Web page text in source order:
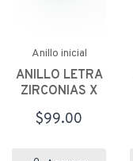
Anillo inicial
ANILLO LETRA
ZIRCONIAS X
$99.00